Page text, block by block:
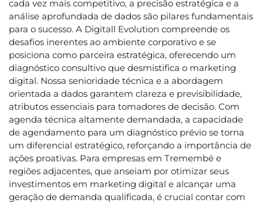
cada vez mais competitivo, a precisão estratégica e a
análise aprofundada de dados são pilares fundamentais
para o sucesso. A Digitall Evolution compreende os
desafios inerentes ao ambiente corporativo e se
posiciona como parceira estratégica, oferecendo um
diagnóstico consultivo que desmistifica o marketing
digital. Nossa senioridade técnica e a abordagem
orientada a dados garantem clareza e previsibilidade,
atributos essenciais para tomadores de decisão. Com
agenda técnica altamente demandada, a capacidade
de agendamento para um diagnóstico prévio se torna
um diferencial estratégico, reforçando a importância de
ações proativas. Para empresas em Tremembé e
regiões adjacentes, que anseiam por otimizar seus
investimentos em marketing digital e alcançar uma
geração de demanda qualificada, é crucial contar com